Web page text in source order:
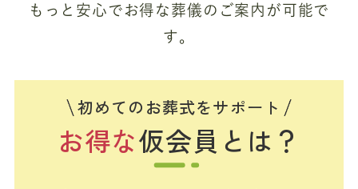
もっと安心でお得な葬儀のご案内が可能で
す。
初めてのお葬式をサポート
お得な仮会員とは？